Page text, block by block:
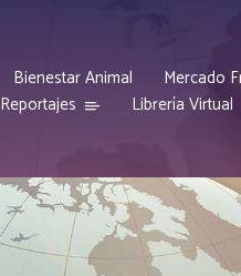
Bienestar Animal
Mercado
Reportajes Librería Virtual